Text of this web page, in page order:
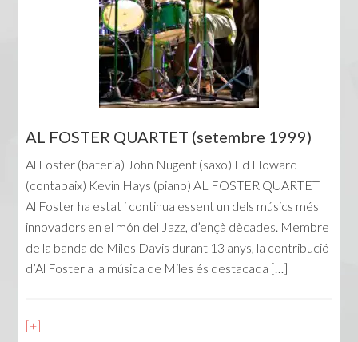
AL FOSTER QUARTET (setembre 1999)
Al Foster (bateria) John Nugent (saxo) Ed Howard
(contabaix) Kevin Hays (piano) AL FOSTER QUARTET
Al Foster ha estat i continua essent un dels músics més
innovadors en el món del Jazz, d’ençà dècades. Membre
de la banda de Miles Davis durant 13 anys, la contribució
d’Al Foster a la música de Miles és destacada […]
[+]